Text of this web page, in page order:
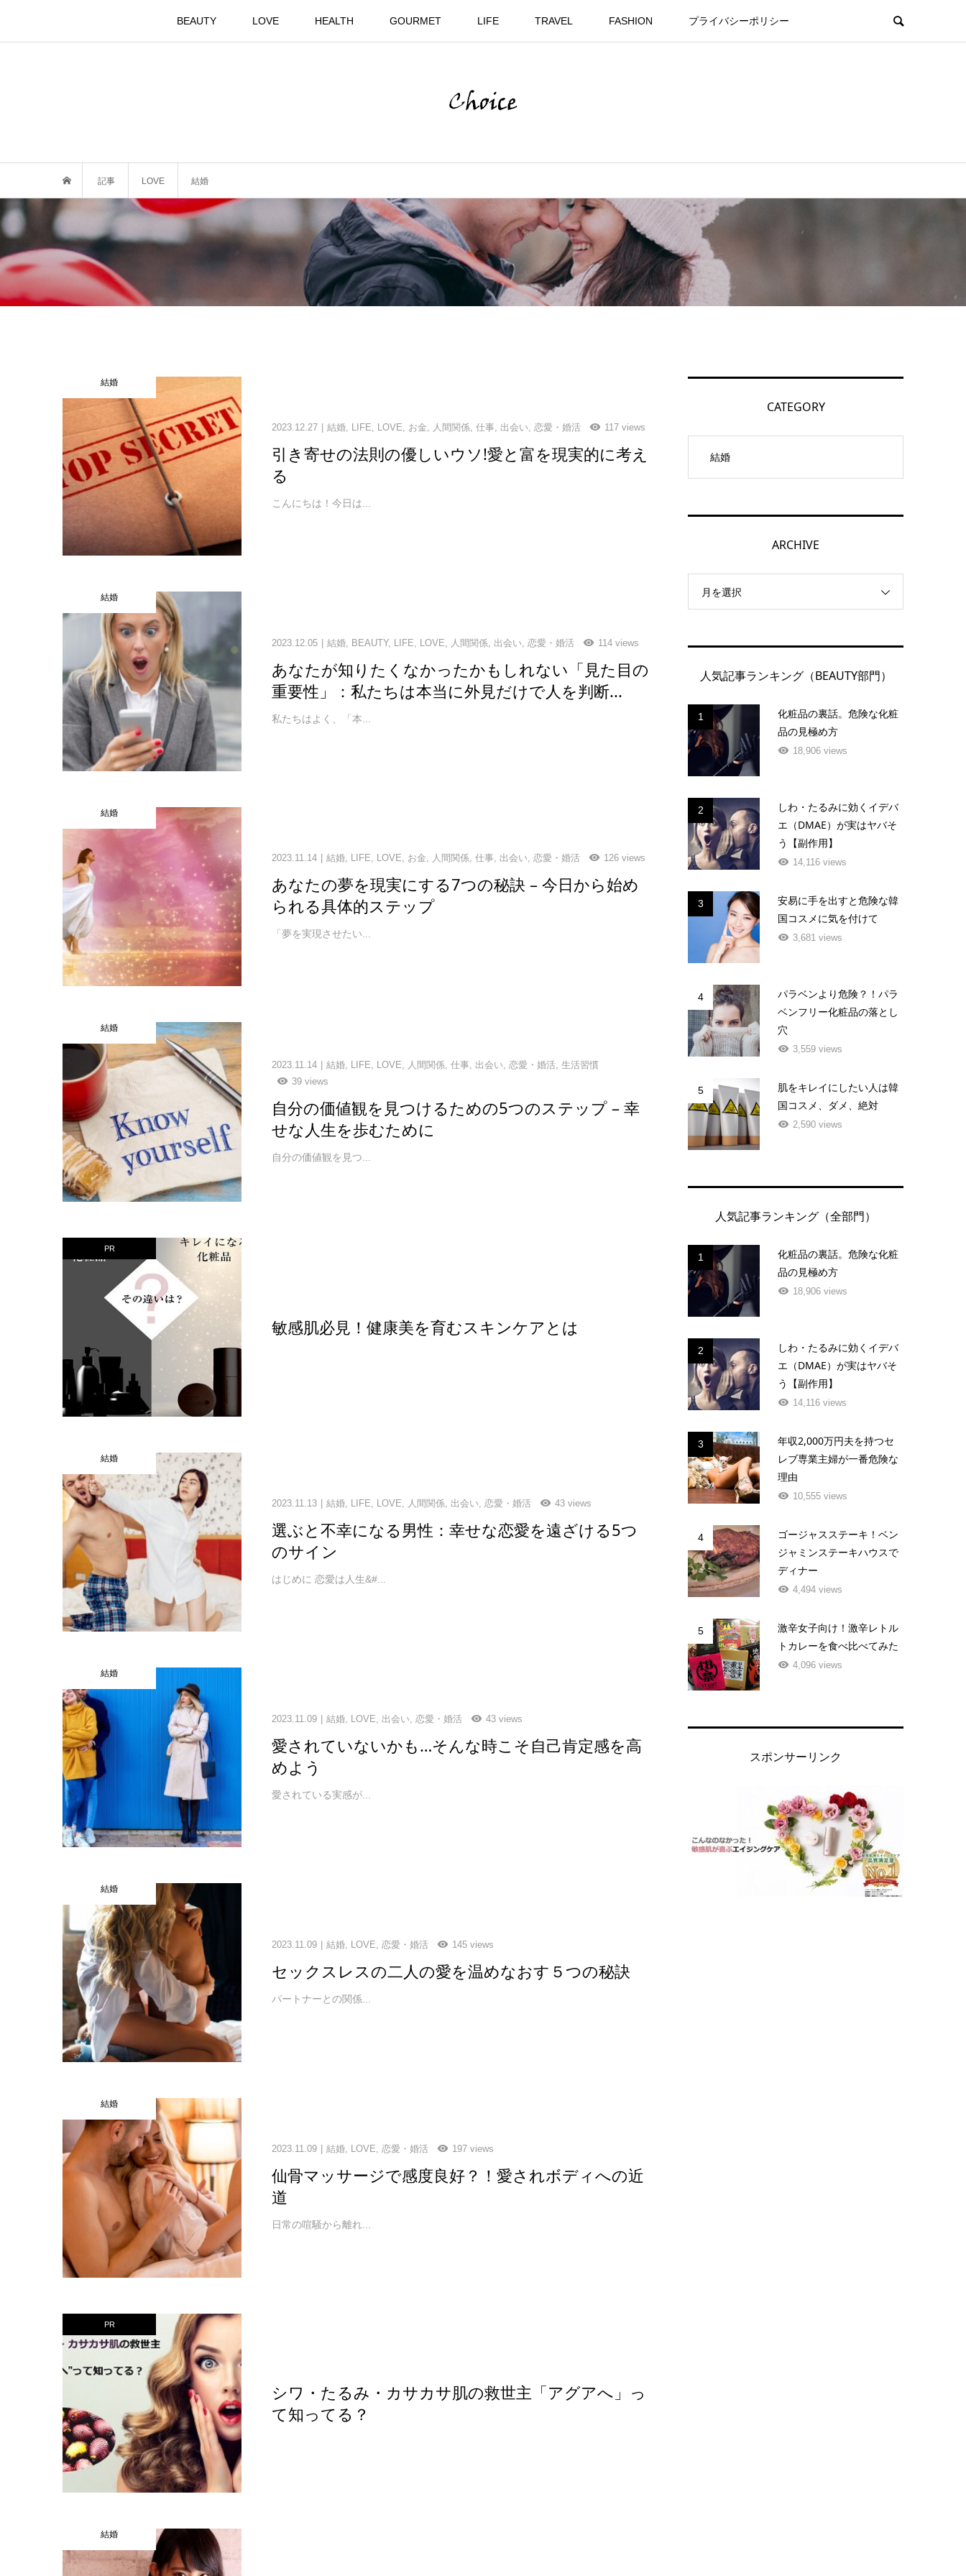
BEAUTY LOVE HEALTH GOURMET LIFE TRAVEL FASHION プライバシーポリシー
記事 LOVE 結婚
結婚
2023.12.27 結婚, LIFE, LOVE, お金, 人間関係,仕事, 出会い,恋愛・婚活 117 views
引き寄せの法則の優しいウソ!愛と富を現実的に考え
る
こんにちは！今日は...
結婚
2023.12.05 結婚 BEAUTY, LIFE LOVE 人間関係 出会い ,恋愛・婚活 114 views
あなたが知りたくなかったかもしれない「見た目の
重要性」：私たちは本当に外見だけで人を判断...
私たちはよく、「本...
結婚
2023.11.14 結婚 LIFE LOVE お金 人間関係 ,仕事 出会い ,恋愛・婚活 126 views
あなたの夢を現実にする7つの秘訣 – 今日から始め
られる具体的ステップ
「夢を実現させたい...
結婚
2023.11.14 結婚 LIFE LOVE 人間関係 ,仕事 出会い ,恋愛・婚活 ,生活習慣
39 views
自分の価値観を見つけるための5つのステップ – 幸
せな人生を歩むために
自分の価値観を見つ...
PR
敏感肌必見！健康美を育むスキンケアとは
結婚
2023.11.13 結婚, LIFE, LOVE, 人間関係, 出会い,恋愛・婚活 43 views
選ぶと不幸になる男性：幸せな恋愛を遠ざける5つ
のサイン
はじめに 恋愛は人生&#...
結婚
2023.11.09 結婚 LOVE 出会い ,恋愛・婚活 43 views
愛されていないかも…そんな時こそ自己肯定感を高
めよう
愛されている実感が...
結婚
2023.11.09 結婚 LOVE ,恋愛・婚活 145 views
セックスレスの二人の愛を温めなおす５つの秘訣
パートナーとの関係...
結婚
2023.11.09 結婚, LOVE,恋愛・婚活 197 views
仙骨マッサージで感度良好？！愛されボディへの近
道
日常の喧騒から離れ...
PR
シワ・たるみ・カサカサ肌の救世主「アグアへ」っ
て知ってる？
結婚
CATEGORY
ARCHIVE
月を選択
人気記事ランキング（BEAUTY部門）
1
化粧品の裏話。危険な化粧
品の見極め方
18,906 views
2
しわ・たるみに効くイデバ
エ（DMAE）が実はヤバそ
う【副作用】
14,116 views
3
安易に手を出すと危険な韓
国コスメに気を付けて
3,681 views
4
パラベンより危険？！パラ
ベンフリー化粧品の落とし
穴
3,559 views
5
肌をキレイにしたい人は韓
国コスメ、ダメ、絶対
2,590 views
人気記事ランキング（全部門）
1
化粧品の裏話。危険な化粧
品の見極め方
18,906 views
2
しわ・たるみに効くイデバ
エ（DMAE）が実はヤバそ
う【副作用】
14,116 views
3
年収2,000万円夫を持つセ
レブ専業主婦が一番危険な
理由
10,555 views
4
ゴージャスステーキ！ベン
ジャミンステーキハウスで
ディナー
4,494 views
5
激辛女子向け！激辛レトル
トカレーを食べ比べてみた
4,096 views
スポンサーリンク